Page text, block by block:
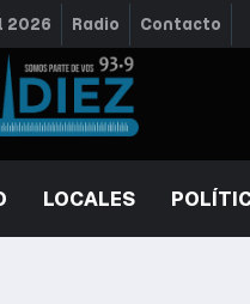
2026 Radio Contacto
LOCALES